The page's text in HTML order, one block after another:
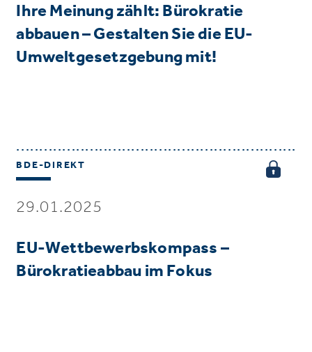
Ihre Meinung zählt: Bürokratie
abbauen – Gestalten Sie die EU-
Umweltgesetzgebung mit!
BDE-DIREKT
29.01.2025
EU-Wettbewerbskompass –
Bürokratieabbau im Fokus